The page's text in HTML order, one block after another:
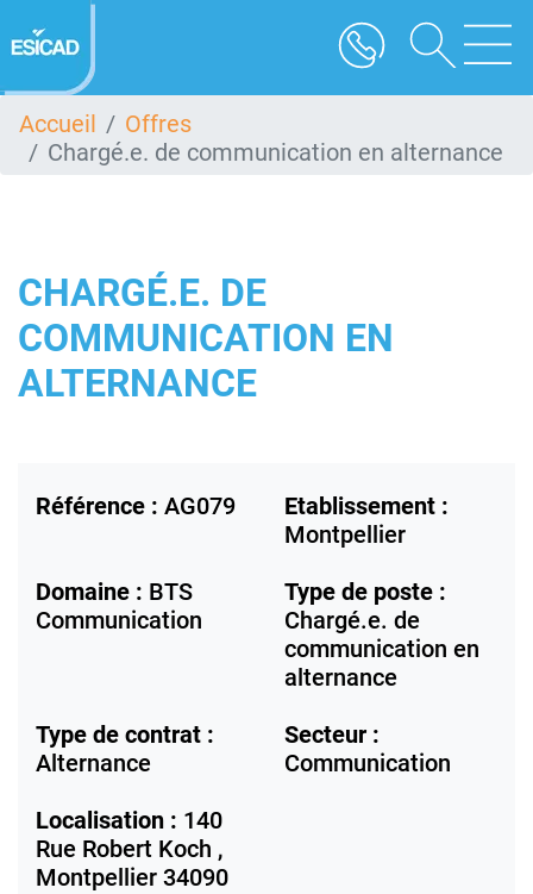
au
contenu
Accueil
Offres
Chargé.e. de communication en alternance
CHARGÉ.E. DE
COMMUNICATION EN
ALTERNANCE
Référence : AG079
Etablissement :
Montpellier
Domaine : BTS
Communication
Type de poste :
Chargé.e. de
communication en
alternance
Type de contrat :
Alternance
Secteur :
Communication
Localisation : 140
Rue Robert Koch ,
Montpellier 34090